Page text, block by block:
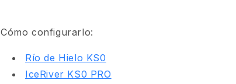
Cómo configurarlo:
Río de Hielo KS0
IceRiver KS0 PRO